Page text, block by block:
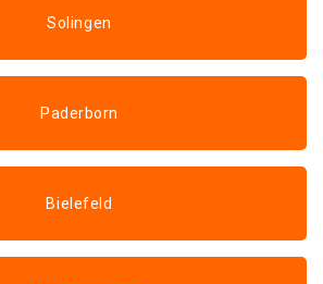
Solingen
Paderborn
Bielefeld